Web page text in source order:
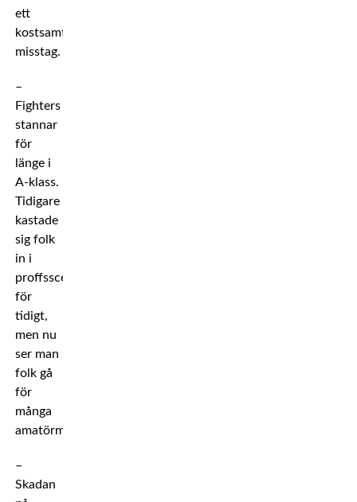
ett
kostsamt
misstag.
–
Fighters
stannar
för
länge i
A-klass.
Tidigare
kastade
sig folk
in i
proffsscenen
för
tidigt,
men nu
ser man
folk gå
för
många
amatörmatcher.
–
Skadan